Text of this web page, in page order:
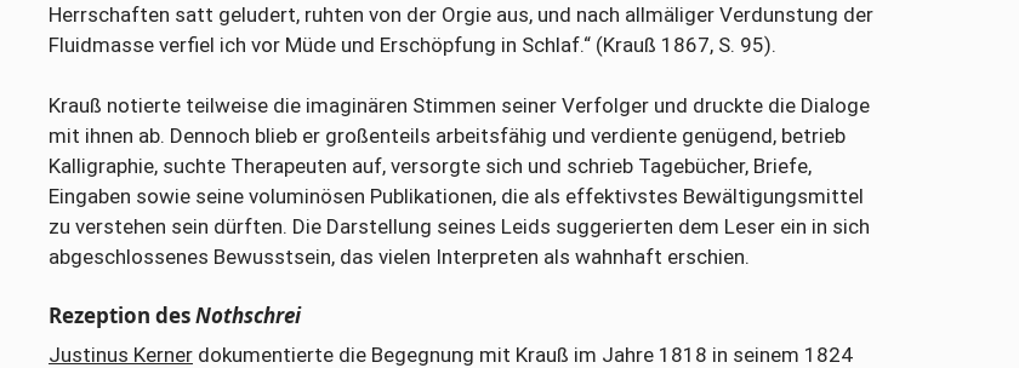
Herrschaften satt geludert, ruhten von der Orgie aus, und nach allmäliger Verdunstung der
Fluidmasse verfiel ich vor Müde und Erschöpfung in Schlaf.“ (Krauß 1867, S. 95).
Krauß notierte teilweise die imaginären Stimmen seiner Verfolger und druckte die Dialoge
mit ihnen ab. Dennoch blieb er großenteils arbeitsfähig und verdiente genügend, betrieb
Kalligraphie, suchte Therapeuten auf, versorgte sich und schrieb Tagebücher, Briefe,
Eingaben sowie seine voluminösen Publikationen, die als effektivstes Bewältigungsmittel
zu verstehen sein dürften. Die Darstellung seines Leids suggerierten dem Leser ein in sich
abgeschlossenes Bewusstsein, das vielen Interpreten als wahnhaft erschien.
Rezeption desNothschrei
Justinus Kerner dokumentierte die Begegnung mit Krauß im Jahre 1818 in seinem 1824